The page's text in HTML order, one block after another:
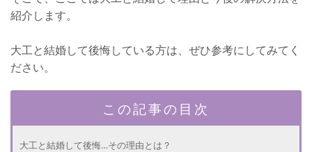
紹介します。
大工と結婚して後悔している方は、ぜひ参考にしてみてく
ださい。
この記事の目次
大工と結婚して後悔…その理由とは？